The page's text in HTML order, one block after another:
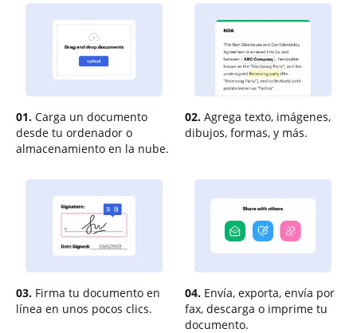
01. Carga un documento
desde tu ordenador o
almacenamiento en la nube.
02. Agrega texto, imágenes,
dibujos, formas, y más.
03. Firma tu documento en
línea en unos pocos clics.
04. Envía, exporta, envía por
fax, descarga o imprime tu
documento.